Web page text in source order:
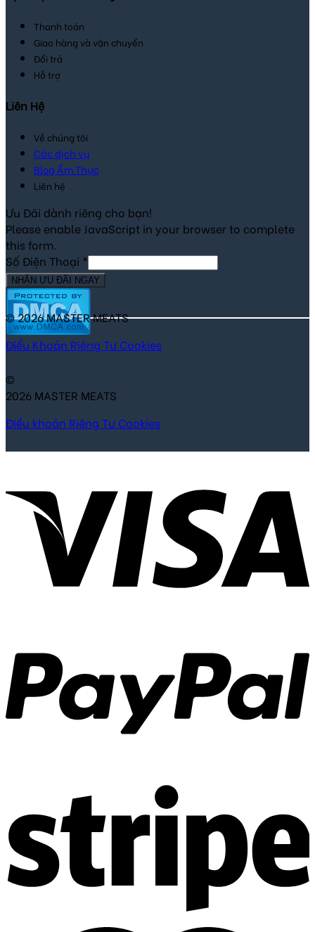
Thanh toán
Giao hàng và vận chuyển
Đổi trả
Hỗ trợ
Liên Hệ
Về chúng tôi
Các dịch vụ
Blog Ẩm Thực
Liên hệ
Ưu Đãi dành riêng cho bạn!
Please enable JavaScript in your browser to complete
this form.
Số Điện Thoại *
NHẬN ƯU ĐÃI NGAY
© 2026 MASTER MEATS
Điểu Khoản Riêng Tư Cookies
©
2026 MASTER MEATS
Điều khoản Riêng Tư Cookies